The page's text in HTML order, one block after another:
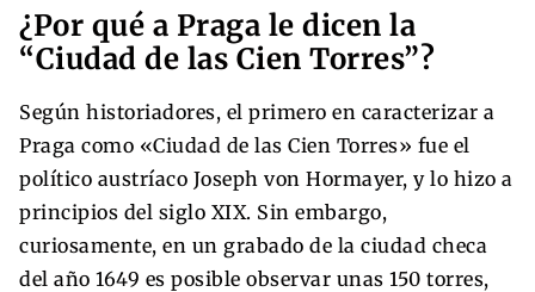
¿Por qué a Praga le dicen la
“Ciudad de las Cien Torres”?
Según historiadores, el primero en caracterizar a
Praga como «Ciudad de las Cien Torres» fue el
político austríaco Joseph von Hormayer, y lo hizo a
principios del siglo XIX. Sin embargo,
curiosamente, en un grabado de la ciudad checa
del año 1649 es posible observar unas 150 torres,